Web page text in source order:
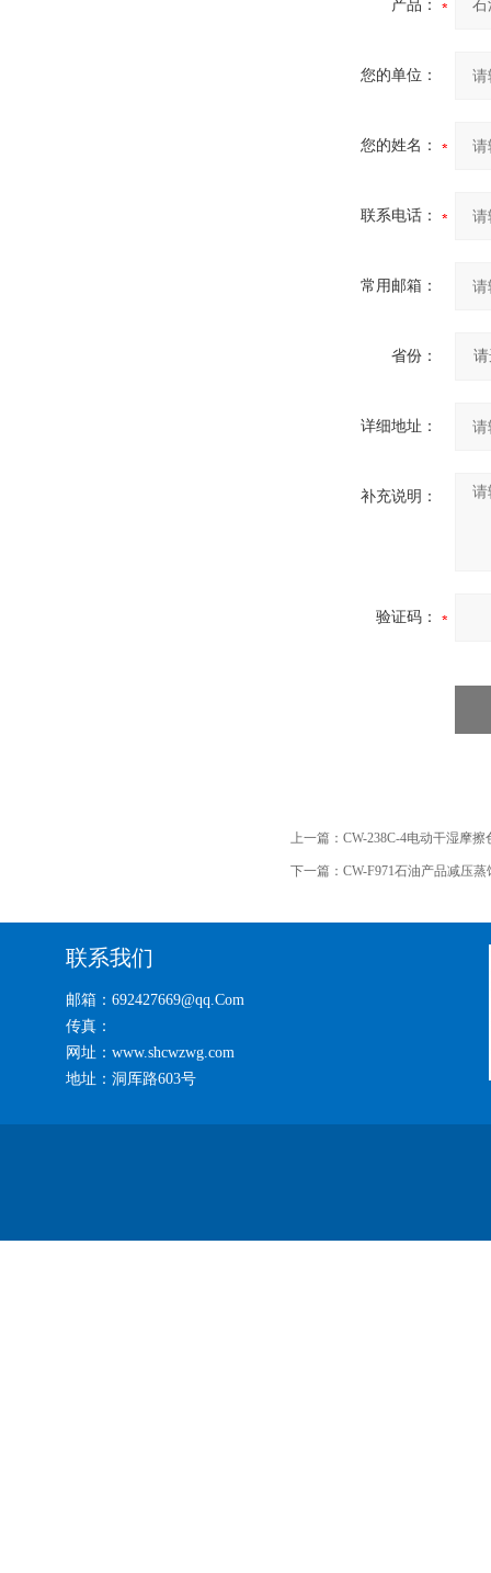
产品：
您的单位：
您的姓名：
联系电话：
常用邮箱：
省份：
详细地址：
补充说明：
验证码：
上一篇： CW-238C-4电动干湿摩
下一篇： CW-F971石油产品减压
联系我们
邮箱：692427669@qq.Com
传真：
网址：www.shcwzwg.com
地址：洞厍路603号